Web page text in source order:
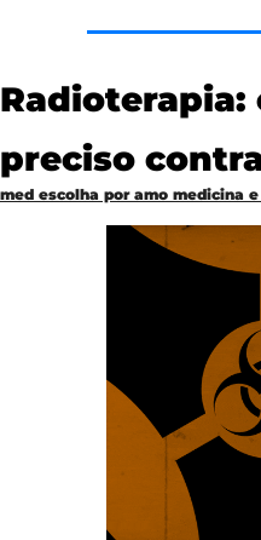
Radioterapia:
preciso
med escolha por amo medicina